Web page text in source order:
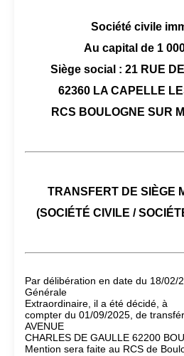
Société civile
Au capital de 1
Siège social : 21 RUE
62360 LA CAPELLE
RCS BOULOGNE SUR
TRANSFERT DE SIÈGE
(SOCIÉTÉ CIVILE /
Par délibération en date du 18/02/
Générale
Extraordinaire, il a été décidé, à
compter du 01/09/2025, de
AVENUE
CHARLES DE GAULLE 62200
Mention sera faite au RCS de